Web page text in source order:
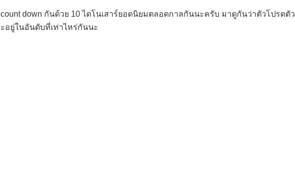
count down กันด้วย 10 ไดโนเสาร์ยอดนิยมตลอดกาลกันนะครับ มาดูกันว่าตัวโปรดตัว
อยู่ในอันดับที่เท่าไหร่กันนะ